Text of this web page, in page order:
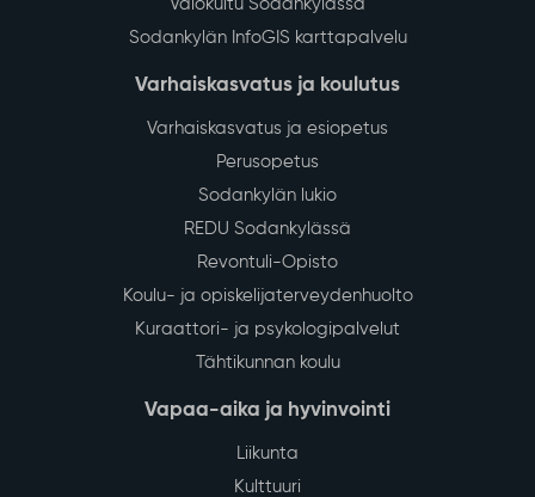
Valokuitu Sodankylässä
Sodankylän InfoGIS karttapalvelu
Varhaiskasvatus ja koulutus
Varhaiskasvatus ja esiopetus
Perusopetus
Sodankylän lukio
REDU Sodankylässä
Revontuli-Opisto
Koulu- ja opiskelijaterveydenhuolto
Kuraattori- ja psykologipalvelut
Tähtikunnan koulu
Vapaa-aika ja hyvinvointi
Liikunta
Kulttuuri